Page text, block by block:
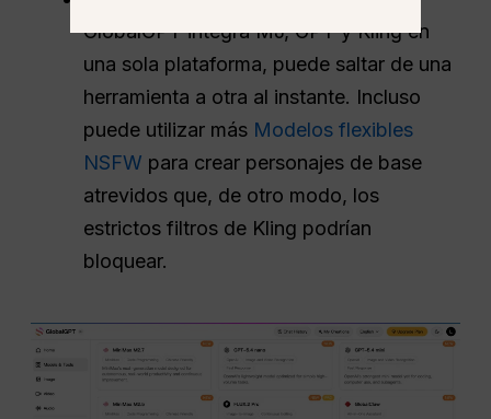
GlobalGPT integra MJ, GPT y Kling en
una sola plataforma, puede saltar de una
herramienta a otra al instante. Incluso
puede utilizar más Modelos flexibles
NSFW para crear personajes de base
atrevidos que, de otro modo, los
estrictos filtros de Kling podrían
bloquear.